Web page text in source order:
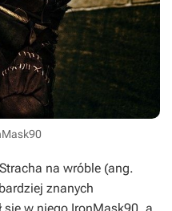
Stracha na wróble (ang.
znanych